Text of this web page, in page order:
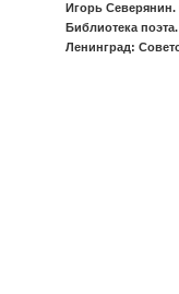
Игорь Северянин.
Библиотека
Ленинград: